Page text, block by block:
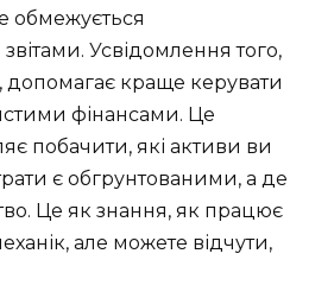
обмежується
Усвідомлення того,
допомагає краще керувати
фінансами. Це
побачити, які активи ви
є обгрунтованими, а де
Це як знання, як працює
але можете відчути,